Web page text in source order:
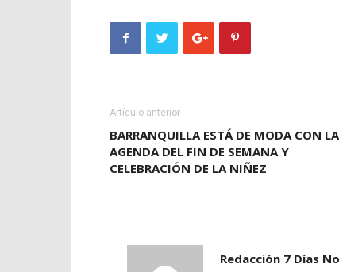
Artículo anterior
BARRANQUILLA ESTÁ DE MODA CON LA
AGENDA DEL FIN DE SEMANA Y
CELEBRACIÓN DE LA NIÑEZ
Redacción 7 Días